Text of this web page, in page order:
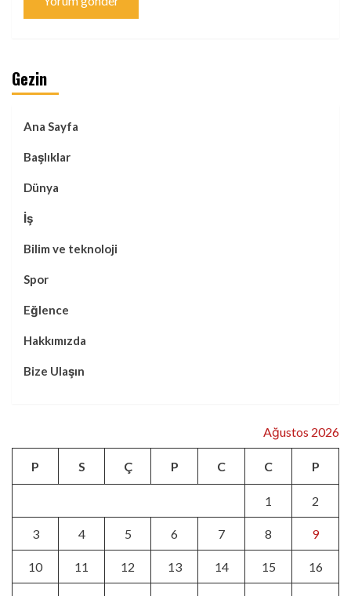
Gezin
Ana Sayfa
Başlıklar
Dünya
İş
Bilim ve teknoloji
Spor
Eğlence
Hakkımızda
Bize Ulaşın
Ağustos 2026
P S Ç P C C P
1 2
3 4 5 6 7 8 9
10 11 12 13 14 15 16